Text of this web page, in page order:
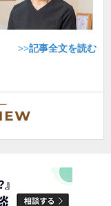
>>記事全文を読む